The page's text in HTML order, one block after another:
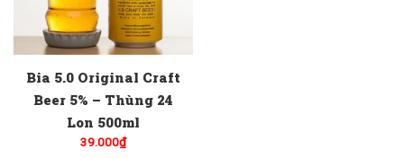
Bia 5.0 Original Craft
Beer 5% – Thùng 24
Lon 500ml
39.000₫